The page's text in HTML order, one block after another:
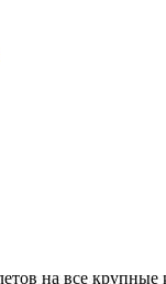
на все